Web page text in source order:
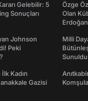
Gelebilir: 5
Sonuçları
Johnson
Peki
Kadın
Gazisi
Özge
Olan
Milli
Sunuldu